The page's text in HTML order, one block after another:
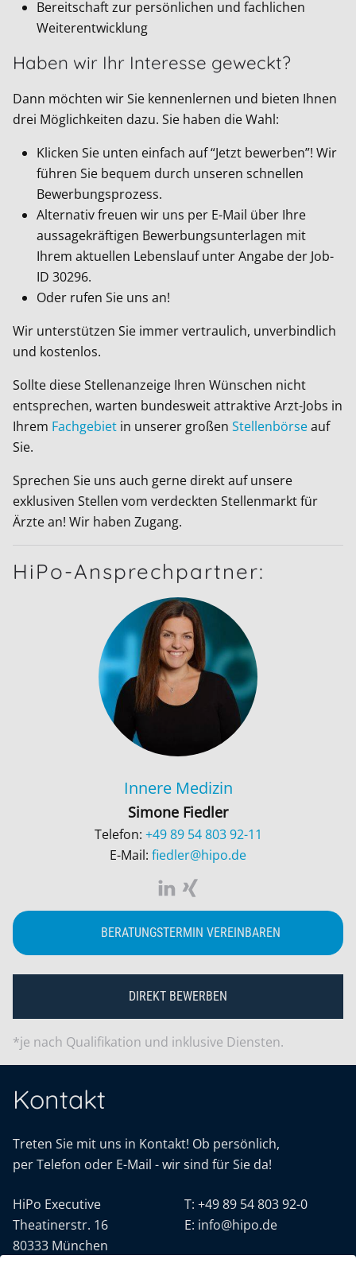
Bereitschaft zur persönlichen und fachlichen
Weiterentwicklung
Haben wir Ihr Interesse geweckt?
Dann möchten wir Sie kennenlernen und bieten Ihnen
drei Möglichkeiten dazu. Sie haben die Wahl:
Klicken Sie unten einfach auf “Jetzt bewerben”! Wir
führen Sie bequem durch unseren schnellen
Bewerbungsprozess.
Alternativ freuen wir uns per E-Mail über Ihre
aussagekräftigen Bewerbungsunterlagen mit
Ihrem aktuellen Lebenslauf unter Angabe der Job-
ID 30296.
Oder rufen Sie uns an!
Wir unterstützen Sie immer vertraulich, unverbindlich
und kostenlos.
Sollte diese Stellenanzeige Ihren Wünschen nicht
entsprechen, warten bundesweit attraktive Arzt-Jobs in
Ihrem Fachgebiet in unserer großen Stellenbörseauf
Sie.
Sprechen Sie uns auch gerne direkt auf unsere
exklusiven Stellen vom verdeckten Stellenmarkt für
Ärzte an! Wir haben Zugang.
HiPo-Ansprechpartner:
Innere Medizin
Simone Fiedler
Telefon: +49 89 54 803 92-11
E-Mail: fiedler@hipo.de
BERATUNGSTERMIN VEREINBAREN
DIREKT BEWERBEN
*je nach Qualifikation und inklusive Diensten.
Kontakt
Treten Sie mit uns in Kontakt! Ob persönlich,
per Telefon oder E-Mail - wir sind für Sie da!
HiPo Executive
Theatinerstr. 16
80333 München
T: +49 89 54 803 92-0
E: info@hipo.de